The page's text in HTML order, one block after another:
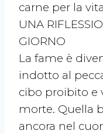
carne per la
UNA
GIORNO
La fame è
indotto al
cibo proibito e
morte. Quella
ancora nel